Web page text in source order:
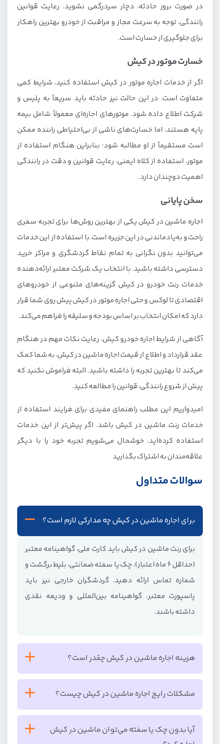
در صورت بروز حادثه، دچار سردرگمی نشوید. رعایت قوانین
رانندگی، توجه به سرعت مجاز و مراقبت از خودرو بهترین راهکار
برای جلوگیری از خسارت است.
خسارت موتور در کیش
اگر از خدمات اجاره موتور در کیش استفاده کنید، شرایط کمی
متفاوت است. در این حالت نیز حادثه باید سریعاً به پلیس و
شرکت اطلاع داده شود. موتورهای اجاره‌ای معمولاً شامل بیمه
پایه هستند، اما خسارت‌های ناشی از بی‌احتیاطی راننده ممکن
است مستقیماً از او مطالبه شود؛ بنابراین هنگام استفاده از
موتور، استفاده از کلاه ایمنی، رعایت قوانین و دقت در رانندگی
اهمیت دوچندان دارد.
سخن پایانی
اجاره ماشین در کیش یکی از بهترین روش‌ها برای تجربه سفری
راحت و به‌یادماندنی در این جزیره است. با استفاده از این خدمات
می‌توانید بدون نگرانی به تمام نقاط گردشگری و مراکز خرید
دسترسی داشته باشید. با انتخاب یک شرکت معتبر ارائه‌دهنده
خدمات رنت خودرو در کیش گزینه‌های متنوعی از خودروهای
اقتصادی تا لوکس و حتی اجاره موتور در کیش پیش روی شما قرار
دارد که امکان انتخاب بر اساس بودجه و سلیقه را فراهم می‌کند.
آگاهی از شرایط اجاره خودرو کیش، رعایت نکات مهم در هنگام
عقد قرارداد و اطلاع از قیمت اجاره ماشین در کیش، به شما کمک
می‌کند تا بهترین تجربه را داشته باشید. البته فراموش نکنید که
پیش از شروع رانندگی، قوانین را مطالعه کنید.
امیدواریم این مطلب راهنمای مفیدی برای فرایند استفاده از
خدمات رنت ماشین در کیش باشد. اگر پیش‌تر از این خدمات
استفاده کرده‌اید، خوشحال می‌شویم تجربه خود را با دیگر
علاقه‌مندان به اشتراک بگذارید
سوالات متداول
برای اجاره ماشین در کیش چه مدارکی لازم است؟
برای رنت ماشین در کیش باید کارت ملی، گواهینامه معتبر
(حداقل ۶ ماه اعتبار)، چک یا سفته ضمانتی، بلیط برگشت و
شماره تماس ارائه دهید. گردشگران خارجی نیز باید
پاسپورت معتبر، گواهینامه بین‌المللی و ودیعه نقدی
داشته باشند.
هزینه اجاره ماشین در کیش چقدر است؟
قیمت اجاره ماشین در کیش بسته به نوع خودرو، سال
ساخت و شرکت اجاره‌دهنده متفاوت است:
ماشین اقتصادی: از ۲ تا ۲.۹ میلیون تومان
ماشین‌های متوسط: از ۳.۶ تا ۵.۵ میلیون تومان
مشکلات رایج اجاره ماشین در کیش چیست؟
بعضی از مشکلات احتمالی رنت ماشین در کیش عبارتند از:
عدم ثبت دقیق وضعیت خودرو قبل از تحویل
آیا بدون چک یا سفته می‌توان ماشین در کیش